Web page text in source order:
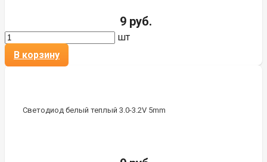
9 руб.
шт
В корзину
Светодиод белый теплый 3.0-3.2V 5mm